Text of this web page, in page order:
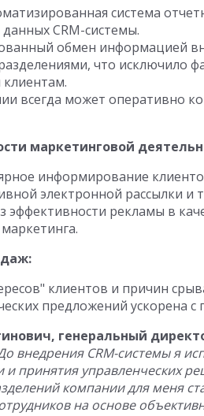
система
CRM-системы.
обмен информацией
что исключило
всегда может оперативно
маркетинговой
информирование
электронной рассылки и
эффективности рекламы в
клиентов и причин
предложений ускорена
генеральный
внедрения CRM-системы я
принятия управленческих
компании для меня
на основе